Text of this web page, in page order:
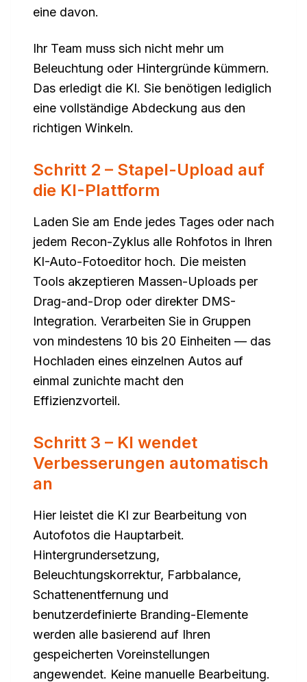
eine davon.
Ihr Team muss sich nicht mehr um
Beleuchtung oder Hintergründe kümmern.
Das erledigt die KI. Sie benötigen lediglich
eine vollständige Abdeckung aus den
richtigen Winkeln.
Schritt 2 – Stapel-Upload auf
die KI-Plattform
Laden Sie am Ende jedes Tages oder nach
jedem Recon-Zyklus alle Rohfotos in Ihren
KI-Auto-Fotoeditor hoch. Die meisten
Tools akzeptieren Massen-Uploads per
Drag-and-Drop oder direkter DMS-
Integration. Verarbeiten Sie in Gruppen
von mindestens 10 bis 20 Einheiten — das
Hochladen eines einzelnen Autos auf
einmal zunichte macht den
Effizienzvorteil.
Schritt 3 – KI wendet
Verbesserungen automatisch
an
Hier leistet die KI zur Bearbeitung von
Autofotos die Hauptarbeit.
Hintergrundersetzung,
Beleuchtungskorrektur, Farbbalance,
Schattenentfernung und
benutzerdefinierte Branding-Elemente
werden alle basierend auf Ihren
gespeicherten Voreinstellungen
angewendet. Keine manuelle Bearbeitung.